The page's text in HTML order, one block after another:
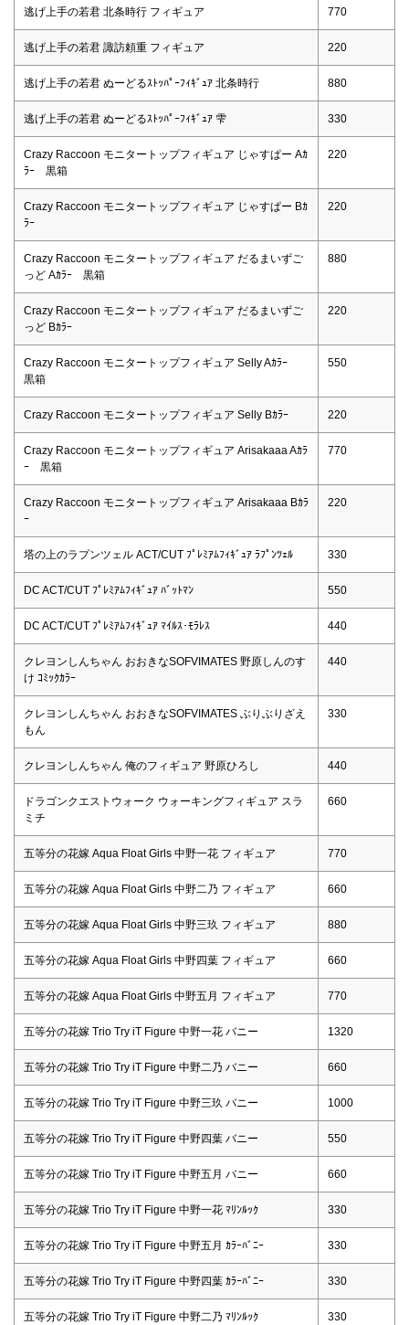
逃げ上手の若君 北条時行 フィギュア 770
逃げ上手の若君 諏訪頼重 フィギュア 220
逃げ上手の若君 ぬーどるｽﾄｯﾊﾟｰﾌｨｷﾞｭｱ 北条時行 880
逃げ上手の若君 ぬーどるｽﾄｯﾊﾟｰﾌｨｷﾞｭｱ 雫 330
Crazy Raccoon モニタートップフィギュア じゃすぱー Aｶ
ﾗｰ 黒箱
220
Crazy Raccoon モニタートップフィギュア じゃすぱー Bｶ
ﾗｰ
220
Crazy Raccoon モニタートップフィギュア だるまいずご
っど Aｶﾗｰ 黒箱
880
Crazy Raccoon モニタートップフィギュア だるまいずご
っど Bｶﾗｰ
220
Crazy Raccoon モニタートップフィギュア Selly Aｶﾗｰ
黒箱
550
Crazy Raccoon モニタートップフィギュア Selly Bｶﾗｰ 220
Crazy Raccoon モニタートップフィギュア Arisakaaa Aｶﾗ
ｰ 黒箱
770
Crazy Raccoon モニタートップフィギュア Arisakaaa Bｶﾗ
ｰ
220
塔の上のラプンツェル ACT/CUT ﾌﾟﾚﾐｱﾑﾌｨｷﾞｭｱ ﾗﾌﾟﾝﾂｪﾙ 330
DC ACT/CUT ﾌﾟﾚﾐｱﾑﾌｨｷﾞｭｱ ﾊﾞｯﾄﾏﾝ 550
DC ACT/CUT ﾌﾟﾚﾐｱﾑﾌｨｷﾞｭｱ ﾏｲﾙｽ･ﾓﾗﾚｽ 440
クレヨンしんちゃん おおきなSOFVIMATES 野原しんのす
け ｺﾐｯｸｶﾗｰ
440
クレヨンしんちゃん おおきなSOFVIMATES ぶりぶりざえ
もん
330
クレヨンしんちゃん 俺のフィギュア 野原ひろし 440
ドラゴンクエストウォーク ウォーキングフィギュア スラ
ミチ
660
五等分の花嫁 Aqua Float Girls 中野一花 フィギュア 770
五等分の花嫁 Aqua Float Girls 中野二乃 フィギュア 660
五等分の花嫁 Aqua Float Girls 中野三玖 フィギュア 880
五等分の花嫁 Aqua Float Girls 中野四葉 フィギュア 660
五等分の花嫁 Aqua Float Girls 中野五月 フィギュア 770
五等分の花嫁 Trio Try iT Figure 中野一花 バニー 1320
五等分の花嫁 Trio Try iT Figure 中野二乃 バニー 660
五等分の花嫁 Trio Try iT Figure 中野三玖 バニー 1000
五等分の花嫁 Trio Try iT Figure 中野四葉 バニー 550
五等分の花嫁 Trio Try iT Figure 中野五月 バニー 660
五等分の花嫁 Trio Try iT Figure 中野一花 ﾏﾘﾝﾙｯｸ 330
五等分の花嫁 Trio Try iT Figure 中野五月 ｶﾗｰﾊﾞﾆｰ 330
五等分の花嫁 Trio Try iT Figure 中野四葉 ｶﾗｰﾊﾞﾆｰ 330
五等分の花嫁 Trio Try iT Figure 中野二乃 ﾏﾘﾝﾙｯｸ 330